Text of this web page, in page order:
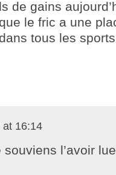
de gains
le fric a une
tous les
at 16:14
l’avoir